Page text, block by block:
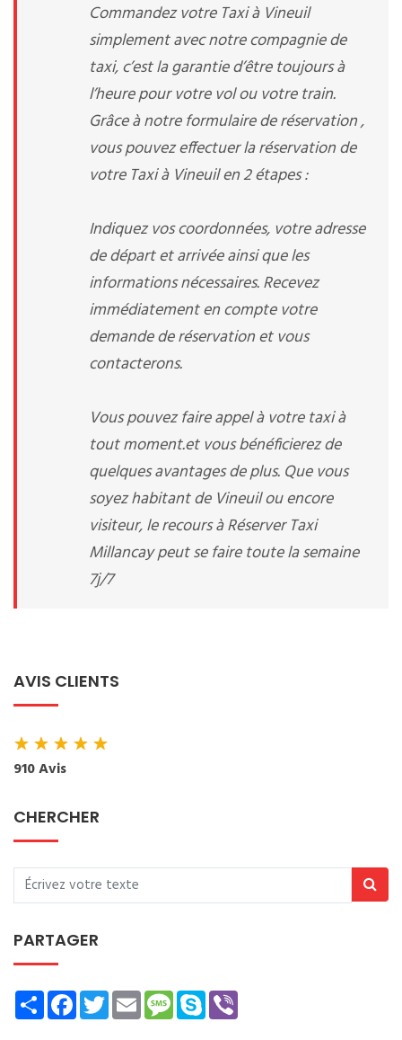
Commandez votre Taxi à Vineuil
simplement avec notre compagnie de
taxi, c’est la garantie d’être toujours à
l’heure pour votre vol ou votre train.
Grâce à notre formulaire de réservation ,
vous pouvez effectuer la réservation de
votre Taxi à Vineuil en 2 étapes :
Indiquez vos coordonnées, votre adresse
de départ et arrivée ainsi que les
informations nécessaires. Recevez
immédiatement en compte votre
demande de réservation et vous
contacterons.
Vous pouvez faire appel à votre taxi à
tout moment.et vous bénéficierez de
quelques avantages de plus. Que vous
soyez habitant de Vineuil ou encore
visiteur, le recours à Réserver Taxi
Millancay peut se faire toute la semaine
7j/7
AVIS CLIENTS
★★★★★
910 Avis
CHERCHER
PARTAGER
ShareFacebookTwitterEmailMessage
Skype